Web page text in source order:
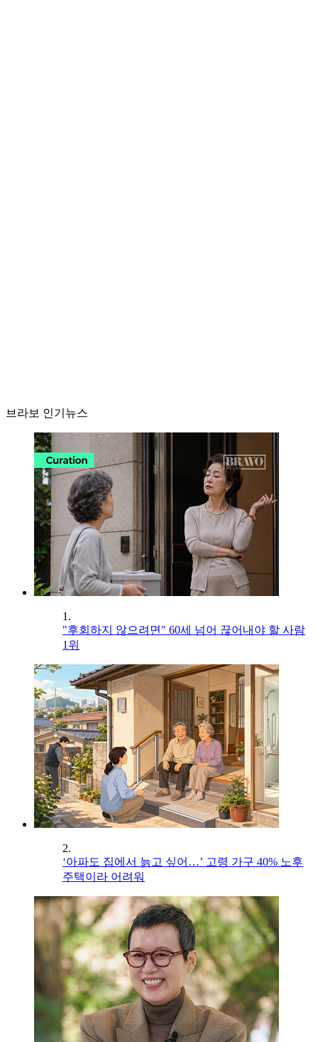
브라보 인기뉴스
1.
"후회하지 않으려면" 60세 넘어 끊어내야 할 사람
1위
2.
‘아파도 집에서 늙고 싶어…’ 고령 가구 40% 노후
주택이라 어려워